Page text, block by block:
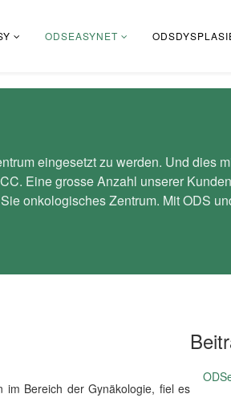
ODSEASYNET
eingesetzt zu werden. Und dies
Eine grosse Anzahl unserer
onkologisches Zentrum. Mit ODS
im Bereich der Gynäkologie, fiel es